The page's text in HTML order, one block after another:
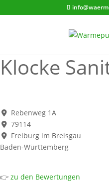
Klocke
Rebenweg 1A
79114
Freiburg im Breisgau
Baden-Württemberg
👉 zu den Bewertungen